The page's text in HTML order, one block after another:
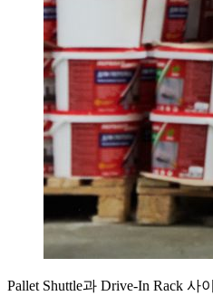
Pallet Shuttle과 Drive-In Rack